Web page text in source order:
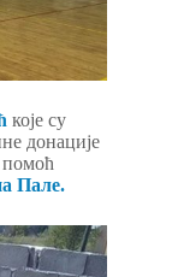
које су
донације
помоћ
Пале.